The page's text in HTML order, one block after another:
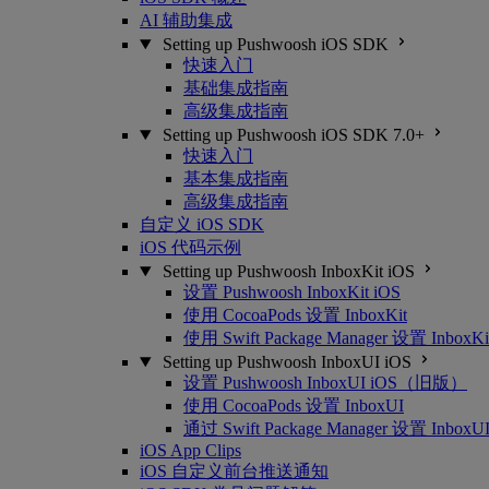
AI 辅助集成
Setting up Pushwoosh iOS SDK
快速入门
基础集成指南
高级集成指南
Setting up Pushwoosh iOS SDK 7.0+
快速入门
基本集成指南
高级集成指南
自定义 iOS SDK
iOS 代码示例
Setting up Pushwoosh InboxKit iOS
设置 Pushwoosh InboxKit iOS
使用 CocoaPods 设置 InboxKit
使用 Swift Package Manager 设置
Setting up Pushwoosh InboxUI iOS
设置 Pushwoosh InboxUI iOS（旧版）
使用 CocoaPods 设置 InboxUI
通过 Swift Package Manager 设置 InboxUI
iOS App Clips
iOS 自定义前台推送通知